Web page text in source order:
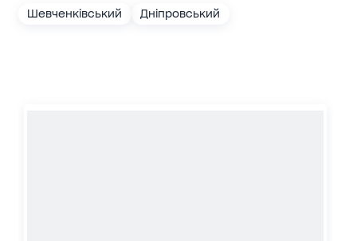
Шевченківський Дніпровський